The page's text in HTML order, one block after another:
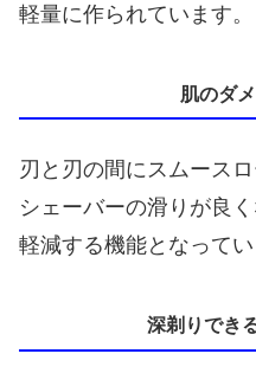
軽量に作られています。
肌のダ
刃と刃の間にスムース
シェーバーの滑りが良
軽減する機能となってい
深剃りでき